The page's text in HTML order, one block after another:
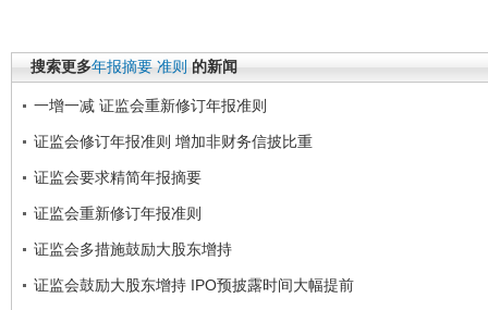
搜索更多年报摘要 准则 的新闻
一增一减 证监会重新修订年报准则
证监会修订年报准则 增加非财务信披比重
证监会要求精简年报摘要
证监会重新修订年报准则
证监会多措施鼓励大股东增持
证监会鼓励大股东增持 IPO预披露时间大幅提前